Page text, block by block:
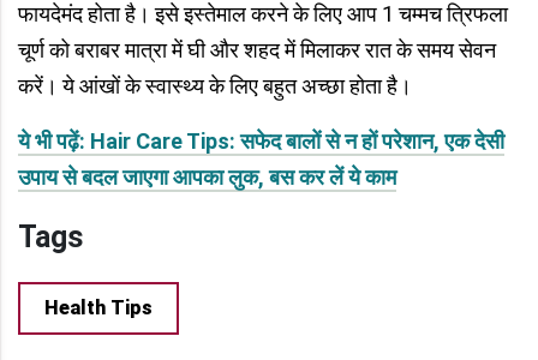
फायदेमंद होता है। इसे इस्तेमाल करने के लिए आप 1 चम्मच त्रिफला
चूर्ण को बराबर मात्रा में घी और शहद में मिलाकर रात के समय सेवन
करें। ये आंखों के स्वास्थ्य के लिए बहुत अच्छा होता है।
ये भी पढ़ें: Hair Care Tips: सफेद बालों से न हों परेशान, एक देसी
उपाय से बदल जाएगा आपका लुक, बस कर लें ये काम
Tags
Health Tips